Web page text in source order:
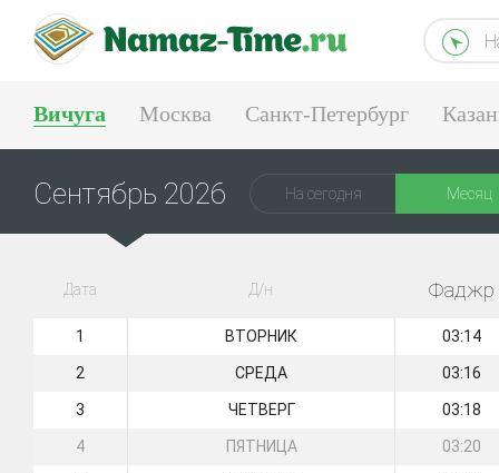
Вичуга Москва Санкт-Петербург
Сентябрь 2026 На сегодня Месяц
Дата Д/н Фаджр
1 ВТОРНИК 03:14
2 СРЕДА 03:16
3 ЧЕТВЕРГ 03:18
4 ПЯТНИЦА 03:20